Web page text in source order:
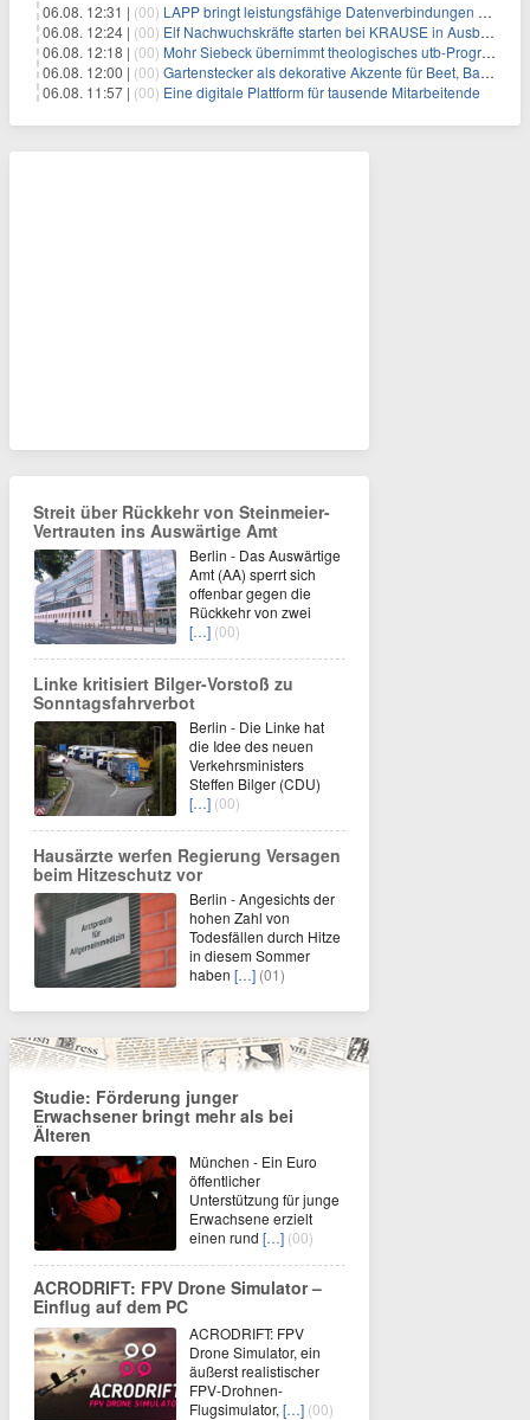
06.08. 12:31 | (00) LAPP bringt leistungsfähige Datenverbindungen auf die Schiene
06.08. 12:24 | (00) Elf Nachwuchskräfte starten bei KRAUSE in Ausbildung und Jahrespraktikum
06.08. 12:18 | (00) Mohr Siebeck übernimmt theologisches utb-Programm und die Zeitschrift für Neues Testament (ZNT) von Narr Francke Attempto
06.08. 12:00 | (00) Gartenstecker als dekorative Akzente für Beet, Balkon und Terrasse | KNOBLOCH
06.08. 11:57 | (00) Eine digitale Plattform für tausende Mitarbeitende
Streit über Rückkehr von Steinmeier-
Vertrauten ins Auswärtige Amt
Berlin - Das Auswärtige
Amt (AA) sperrt sich
offenbar gegen die
Rückkehr von zwei
[…] (00)
Linke kritisiert Bilger-Vorstoß zu
Sonntagsfahrverbot
Berlin - Die Linke hat
die Idee des neuen
Verkehrsministers
Steffen Bilger (CDU)
[…] (00)
Hausärzte werfen Regierung Versagen
beim Hitzeschutz vor
Berlin - Angesichts der
hohen Zahl von
Todesfällen durch Hitze
in diesem Sommer
haben […] (01)
Studie: Förderung junger
Erwachsener bringt mehr als bei
Älteren
München - Ein Euro
öffentlicher
Unterstützung für junge
Erwachsene erzielt
einen rund […] (00)
ACRODRIFT: FPV Drone Simulator –
Einflug auf dem PC
ACRODRIFT: FPV
Drone Simulator, ein
äußerst realistischer
FPV-Drohnen-
Flugsimulator, […] (00)